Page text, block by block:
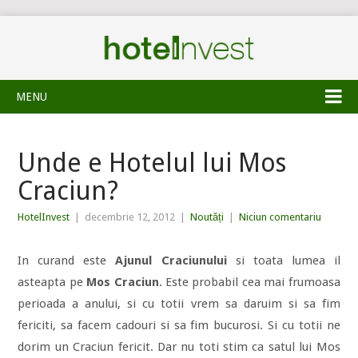
MENU
Unde e Hotelul lui Mos
Craciun?
HotelInvest decembrie 12, 2012 Noutăți Niciun comentariu
In curand esteAjunul Craciunuluisi toata lumea il
asteapta pe Mos Craciun. Este probabil cea mai frumoasa
perioada a anului, si cu totii vrem sa daruim si sa fim
fericiti, sa facem cadouri si sa fim bucurosi. Si cu totii ne
dorim un Craciun fericit. Dar nu toti stim ca satul lui Mos